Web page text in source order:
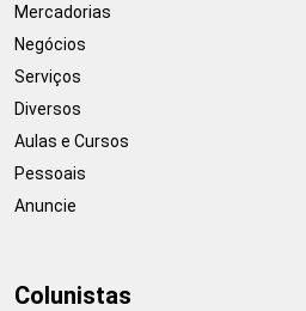
Mercadorias
Negócios
Serviços
Diversos
Aulas e Cursos
Pessoais
Anuncie
Colunistas